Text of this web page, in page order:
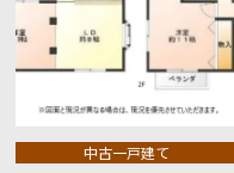
中古一戸建て